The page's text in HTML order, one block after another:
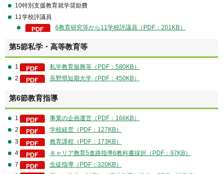
10特別支援教育就学奨励費
11学校評議員
6教育研究等から11学校評議員（PDF：201KB）
第5節私学・高等教育等
1
私学教育振興等（PDF：580KB）
2
長野県短期大学（PDF：450KB）
第6節教育指導
1
事業の企画運営（PDF：166KB）
2
学校経営（PDF：127KB）
3
教育課程（PDF：173KB）
4
キャリア教育5進路指導6教科書採択（PDF：97KB）
7
生徒指導（PDF：320KB）